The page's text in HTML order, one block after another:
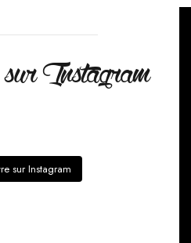
Instagram
sur Instagram